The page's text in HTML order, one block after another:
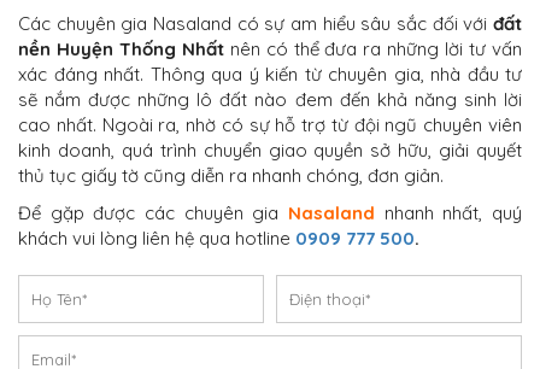
Các chuyên gia Nasaland có sự am hiểu sâu sắc đối vớiđất
nền Huyện Thống Nhấtnên có thể đưa ra những lời tư vấn
xác đáng nhất. Thông qua ý kiến từ chuyên gia, nhà đầu tư
sẽ nắm được những lô đất nào đem đến khả năng sinh lời
cao nhất. Ngoài ra, nhờ có sự hỗ trợ từ đội ngũ chuyên viên
kinh doanh, quá trình chuyển giao quyền sở hữu, giải quyết
thủ tục giấy tờ cũng diễn ra nhanh chóng, đơn giản.
Để gặp được các chuyên gia Nasaland nhanh nhất, quý
khách vui lòng liên hệ qua hotline 0909 777 500.